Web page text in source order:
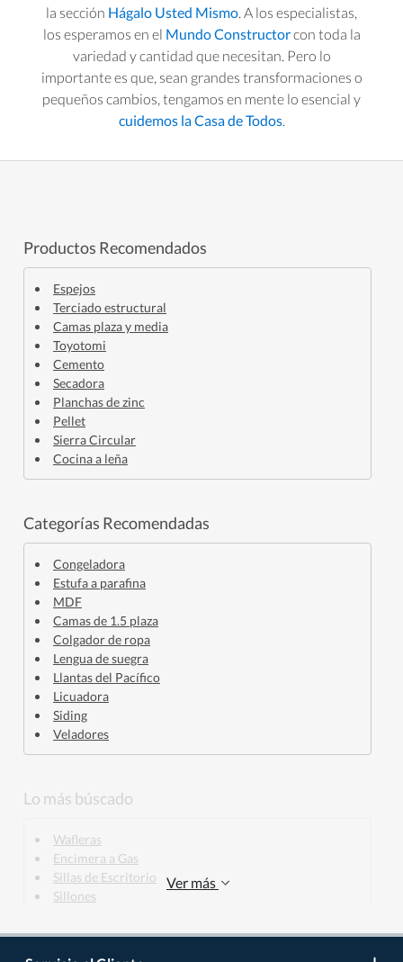
la sección Hágalo Usted Mismo. A los especialistas,
los esperamos en el Mundo Constructorcon toda la
variedad y cantidad que necesitan. Pero lo
importante es que, sean grandes transformaciones o
pequeños cambios, tengamos en mente lo esencial y
cuidemos la Casa de Todos.
Productos Recomendados
Espejos
Terciado estructural
Camas plaza y media
Toyotomi
Cemento
Secadora
Planchas de zinc
Pellet
Sierra Circular
Cocina a leña
Categorías Recomendadas
Congeladora
Estufa a parafina
MDF
Camas de 1.5 plaza
Colgador de ropa
Lengua de suegra
Llantas del Pacífico
Licuadora
Siding
Veladores
Lo más búscado
Wafleras
Encimera a Gas
Sillas de Escritorio
Sillones
Mini Pimer
Ver más